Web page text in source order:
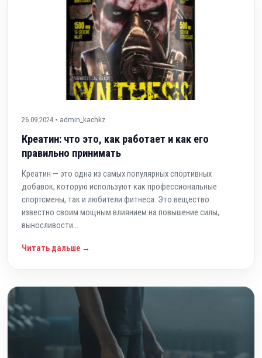
26.09.2024 • admin_kachkz
Креатин: что это, как работает и как его
правильно принимать
Креатин — это одна из самых популярных спортивных
добавок, которую используют как профессиональные
спортсмены, так и любители фитнеса. Это вещество
известно своим мощным влиянием на повышение силы,
выносливости...
Читать дальше →